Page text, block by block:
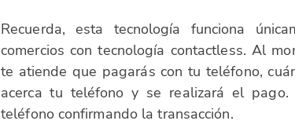
Recuerda, esta tecnología funciona
comercios con tecnología contactless. Al
te atiende que pagarás con tu teléfono,
acerca tu teléfono y se realizará el pago.
teléfono confirmando la transacción.